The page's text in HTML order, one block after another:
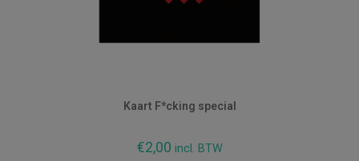
Kaart F*cking special
€2,00 incl. BTW